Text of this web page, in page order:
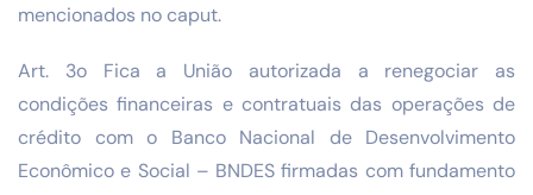
mencionados no caput.
Art. 3o Fica a União autorizada a renegociar as
condições financeiras e contratuais das operações de
crédito com o Banco Nacional de Desenvolvimento
Econômico e Social – BNDES firmadas com fundamento